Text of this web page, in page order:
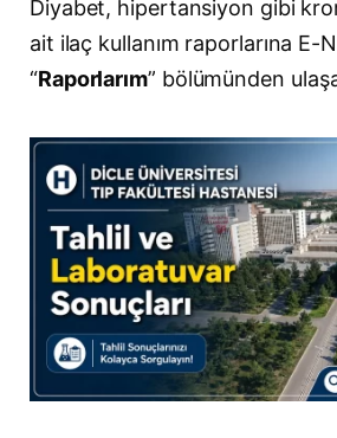
Diyabet, hipertansiyon gibi
ait ilaç kullanım raporlarına E-
“Raporlarım” bölümünden